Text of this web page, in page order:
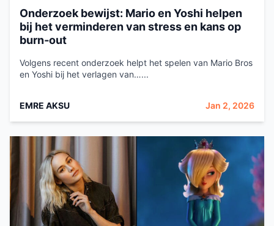
Onderzoek bewijst: Mario en Yoshi helpen
bij het verminderen van stress en kans op
burn‑out
Volgens recent onderzoek helpt het spelen van Mario Bros
en Yoshi bij het verlagen van…...
EMRE AKSU Jan 2, 2026